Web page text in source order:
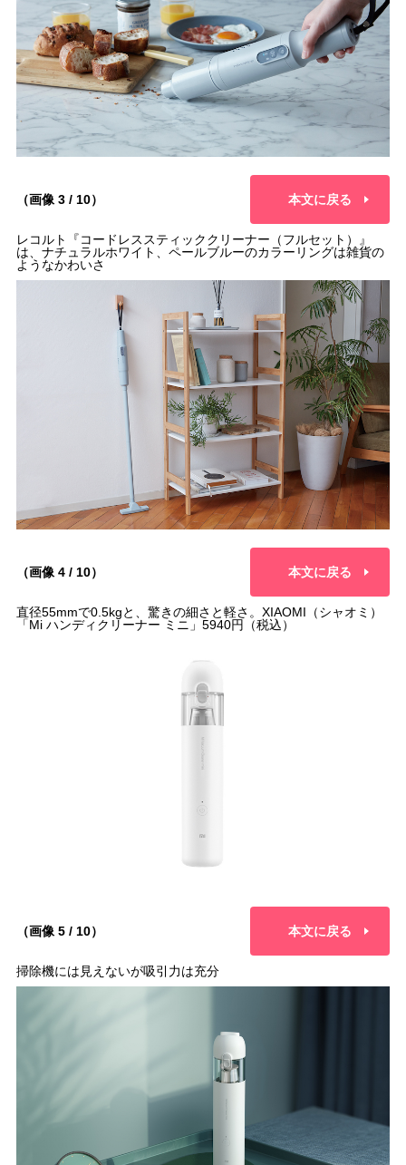
（画像 3 / 10） 本文に戻る
レコルト『コードレススティッククリーナー（フルセット）』
は、ナチュラルホワイト、ペールブルーのカラーリングは雑貨の
ようなかわいさ
（画像 4 / 10） 本文に戻る
直径55mmで0.5kgと、驚きの細さと軽さ。XIAOMI（シャオミ）
「Mi ハンディクリーナー ミニ」5940円（税込）
（画像 5 / 10） 本文に戻る
掃除機には見えないが吸引力は充分